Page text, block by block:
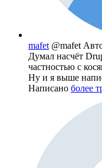
mafet @mafet
Думал насчёт
частностью с
Ну и я выше
Написано более